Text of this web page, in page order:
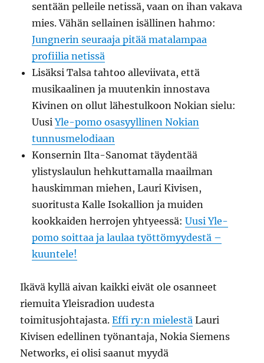
sentään pelleile netissä, vaan on ihan vakava
mies. Vähän sellainen isällinen hahmo:
Jungnerin seuraaja pitää matalampaa
profiilia netissä
Lisäksi Talsa tahtoo alleviivata, että
musikaalinen ja muutenkin innostava
Kivinen on ollut lähestulkoon Nokian sielu:
UusiYle-pomo osasyyllinen Nokian
tunnusmelodiaan
Konsernin Ilta-Sanomat täydentää
ylistyslaulun hehkuttamalla maailman
hauskimman miehen, Lauri Kivisen,
suoritusta Kalle Isokallion ja muiden
kookkaiden herrojen yhtyeessä:Uusi Yle-
pomo soittaa ja laulaa työttömyydestä –
kuuntele!
Ikävä kyllä aivan kaikki eivät ole osanneet
riemuita Yleisradion uudesta
toimitusjohtajasta.Effi ry:n mielestä Lauri
Kivisen edellinen työnantaja, Nokia Siemens
Networks, ei olisi saanut myydä